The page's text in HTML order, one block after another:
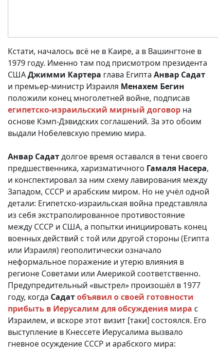
Кстати, началось всё не в Каире, а в Вашингтоне в
1979 году. Именно там под присмотром президента
СШАДжимми Картера глава Египта Анвар Садат
и премьер-министр Израиля Менахем Бегин
положили конец многолетней войне, подписав
египетско-израильский мирный договор на
основе Кэмп-Дэвидских соглашений. За это обоим
выдали Нобелевскую премию мира.
Анвар Садатдолгое время оставался в тени своего
предшественника, харизматичного Гамаля Насера,
и конспектировал за ним схему лавирования между
Западом, СССР и арабским миром. Но не учёл одной
детали: Египетско-израильская война представляла
из себя экстраполированное противостояние
между СССР и США, а попытки инициировать конец
военных действий с той или другой стороны (Египта
или Израиля) геополитически означало
неформальное поражение и утерю влияния в
регионе Советами или Америкой соответственно.
Предупредительный «выстрел» произошёл в 1977
году, когда Садатобъявил о своей готовности
прибыть в Иерусалим для обсуждения мира с
Израилем, и вскоре этот визит [таки] состоялся. Его
выступление в Кнессете Иерусалима вызвало
гневное осуждение СССР и арабского мира: